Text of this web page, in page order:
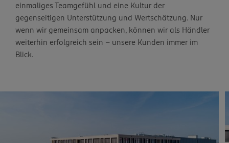
einmaliges Teamgefühl und eine Kultur der
gegenseitigen Unterstützung und Wertschätzung. Nur
wenn wir gemeinsam anpacken, können wir als Händler
weiterhin erfolgreich sein – unsere Kunden immer im
Blick.